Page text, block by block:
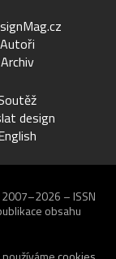
Autoři
Archiv
design
– ISSN
obsahu